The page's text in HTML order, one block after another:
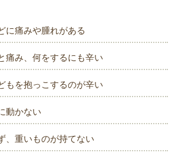
に痛みや腫れがある
痛み、何をするにも辛い
もを抱っこするのが辛い
動かない
、重いものが持てない